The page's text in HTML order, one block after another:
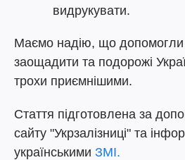
видрукувати.
Маємо надію, що допомогли
заощадити та подорожі
трохи приємнішими.
Стаття підготовлена за
сайту "Укрзалізниці" та
українськими ЗМІ.